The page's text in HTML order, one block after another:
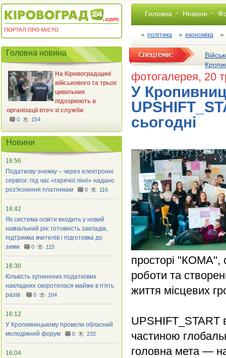
Головна Новини
політика економіка
фотогалерея, 20
У
сьогодні
просторі "КОМА",
роботи та
життя місцевих
UPSHIFT_START
частиною
головна мета —
Головна новина
На Кіровоградщині
військового та трьох
цивільних
підозрюють в
організації втеч зі служби
0 154
Новини
16:56
Податкову знижку – через електронні
сервіси: під час «гарячої лінії» надано
роз'яснення платникам
0 116
16:42
Як система освіти входить у новий
навчальний рік: готовність закладів,
підтримка вчителів і підготовка до
зими
0 115
16:30
Кількість зупинених податкових
накладних скоротилася майже в п'ять
разів
0 104
16:12
У Кропивницькому провели обласний
молодіжний форум
0 232
16:04